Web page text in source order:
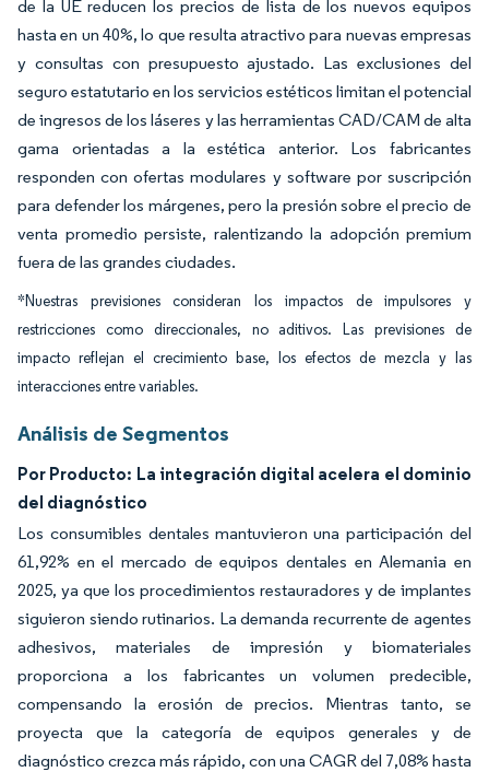
de la UE reducen los precios de lista de los nuevos equipos
hasta en un 40%, lo que resulta atractivo para nuevas empresas
y consultas con presupuesto ajustado. Las exclusiones del
seguro estatutario en los servicios estéticos limitan el potencial
de ingresos de los láseres y las herramientas CAD/CAM de alta
gama orientadas a la estética anterior. Los fabricantes
responden con ofertas modulares y software por suscripción
para defender los márgenes, pero la presión sobre el precio de
venta promedio persiste, ralentizando la adopción premium
fuera de las grandes ciudades.
*Nuestras previsiones consideran los impactos de impulsores y
restricciones como direccionales, no aditivos. Las previsiones de
impacto reflejan el crecimiento base, los efectos de mezcla y las
interacciones entre variables.
Análisis de Segmentos
Por Producto: La integración digital acelera el dominio
del diagnóstico
Los consumibles dentales mantuvieron una participación del
61,92% en el mercado de equipos dentales en Alemania en
2025, ya que los procedimientos restauradores y de implantes
siguieron siendo rutinarios. La demanda recurrente de agentes
adhesivos, materiales de impresión y biomateriales
proporciona a los fabricantes un volumen predecible,
compensando la erosión de precios. Mientras tanto, se
proyecta que la categoría de equipos generales y de
diagnóstico crezca más rápido, con una CAGR del 7,08% hasta